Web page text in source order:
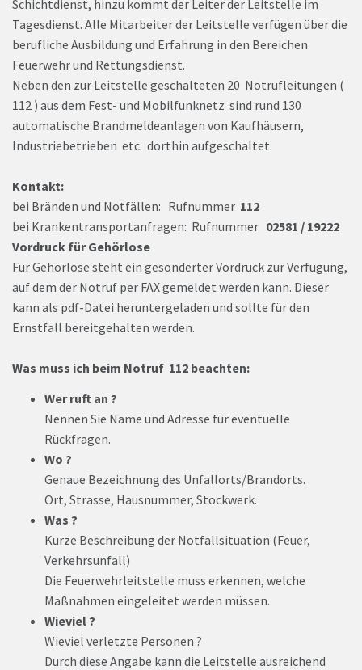
Schichtdienst, hinzu kommt der Leiter der Leitstelle im
Tagesdienst. Alle Mitarbeiter der Leitstelle verfügen über die
berufliche Ausbildung und Erfahrung in den Bereichen
Feuerwehr und Rettungsdienst.
Neben den zur Leitstelle geschalteten 20 Notrufleitungen (
112 ) aus dem Fest- und Mobilfunknetz sind rund 130
automatische Brandmeldeanlagen von Kaufhäusern,
Industriebetrieben etc. dorthin aufgeschaltet.
Kontakt:
bei Bränden und Notfällen: Rufnummer 112
bei Krankentransportanfragen: Rufnummer 02581 / 19222
Vordruck für Gehörlose
Für Gehörlose steht ein gesonderter Vordruck zur Verfügung,
auf dem der Notruf per FAX gemeldet werden kann. Dieser
kann als pdf-Datei heruntergeladen und sollte für den
Ernstfall bereitgehalten werden.
Was muss ich beim Notruf 112 beachten:
Wer ruft an ?
Nennen Sie Name und Adresse für eventuelle
Rückfragen.
Wo ?
Genaue Bezeichnung des Unfallorts/Brandorts.
Ort, Strasse, Hausnummer, Stockwerk.
Was ?
Kurze Beschreibung der Notfallsituation (Feuer,
Verkehrsunfall)
Die Feuerwehrleitstelle muss erkennen, welche
Maßnahmen eingeleitet werden müssen.
Wieviel ?
Wieviel verletzte Personen ?
Durch diese Angabe kann die Leitstelle ausreichend